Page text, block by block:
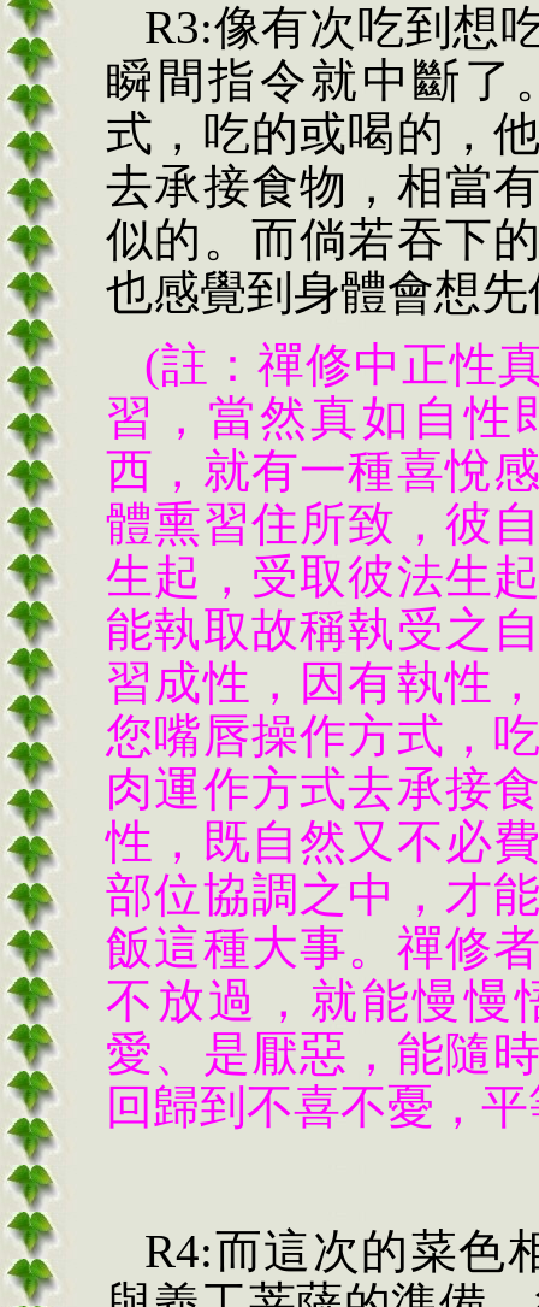
R3:像有次吃到想
瞬間指令就中斷了
式，吃的或喝的，
去承接食物，相當
似的。而倘若吞下
也感覺到身體會想
(註：禪修中正性
習，當然真如自性
西，就有一種喜悅
體熏習住所致，彼
生起，受取彼法生
能執取故稱執受之
習成性，因有執性
您嘴唇操作方式，
肉運作方式去承接
性，既自然又不必
部位協調之中，才
飯這種大事。禪修
不放過，就能慢慢
愛、是厭惡，能隨
回歸到不喜不憂，
R4:而這次的菜色